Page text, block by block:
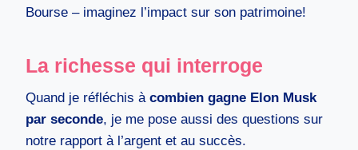
Bourse – imaginez l’impact sur son patrimoine!
La richesse qui interroge
Quand je réfléchis à combien gagne Elon Musk
par seconde, je me pose aussi des questions sur
notre rapport à l’argent et au succès.